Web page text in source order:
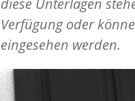
Verfügung oder
eingesehen werden.